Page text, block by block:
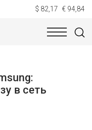
$ 82,17 € 94,84
в сеть